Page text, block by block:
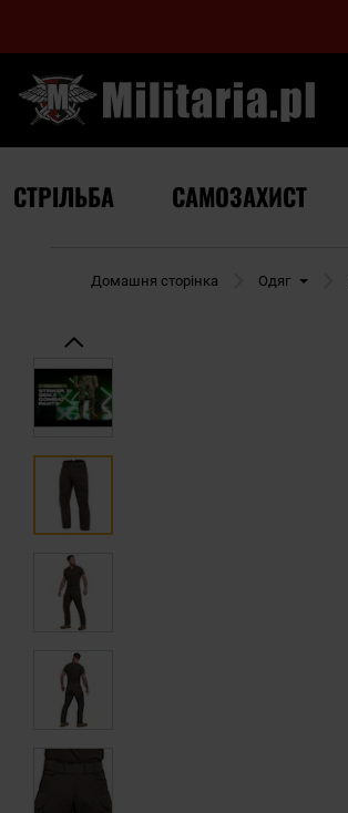
СТРІЛЬБА САМОЗАХИСТ
Домашня сторінка Одяг